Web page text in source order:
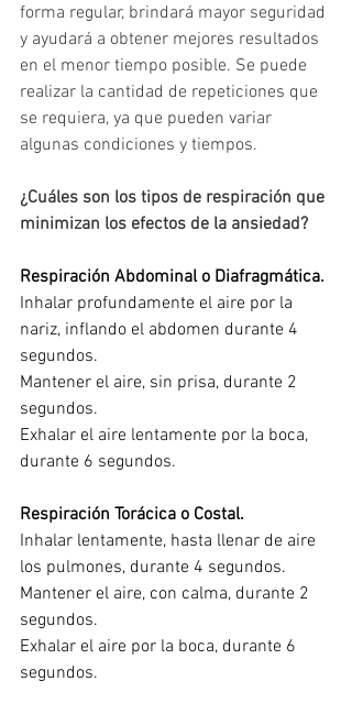
forma regular, brindará mayor seguridad
y ayudará a obtener mejores resultados
en el menor tiempo posible. Se puede
realizar la cantidad de repeticiones que
se requiera, ya que pueden variar
algunas condiciones y tiempos.
¿Cuáles son los tipos de respiración que
minimizan los efectos de la ansiedad?
Respiración Abdominal o Diafragmática.
Inhalar profundamente el aire por la
nariz, inflando el abdomen durante 4
segundos.
Mantener el aire, sin prisa, durante 2
segundos.
Exhalar el aire lentamente por la boca,
durante 6 segundos.
Respiración Torácica o Costal.
Inhalar lentamente, hasta llenar de aire
los pulmones, durante 4 segundos.
Mantener el aire, con calma, durante 2
segundos.
Exhalar el aire por la boca, durante 6
segundos.